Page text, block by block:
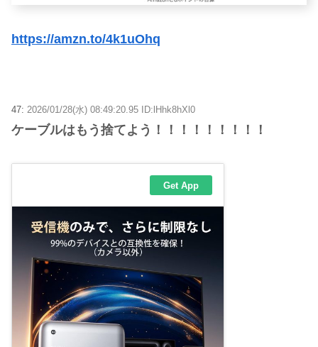
https://amzn.to/4k1uOhq
47: 2026/01/28(水) 08:49:20.95 ID:lHhk8hXl0
ケーブルはもう捨てよう！！！！！！！！！